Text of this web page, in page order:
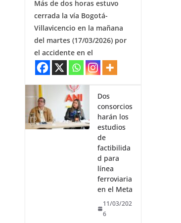
Más de dos horas estuvo
cerrada la vía Bogotá-
Villavicencio en la mañana
del martes (17/03/2026) por
el accidente en el
Dos
consorcios
harán los
estudios
de
factibilida
d para
línea
ferroviaria
en el Meta
11/03/202
6